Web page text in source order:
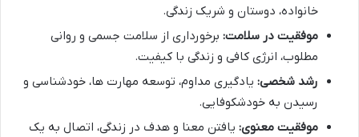
خانواده، دوستان و شریک زندگی.
موفقیت در سلامت: برخورداری از سلامت جسمی و روانی
مطلوب، انرژی کافی و زندگی با کیفیت.
رشد شخصی: یادگیری مداوم، توسعه مهارت ها، خودشناسی و
رسیدن به خودشکوفایی.
موفقیت معنوی: یافتن معنا و هدف در زندگی، اتصال به یک